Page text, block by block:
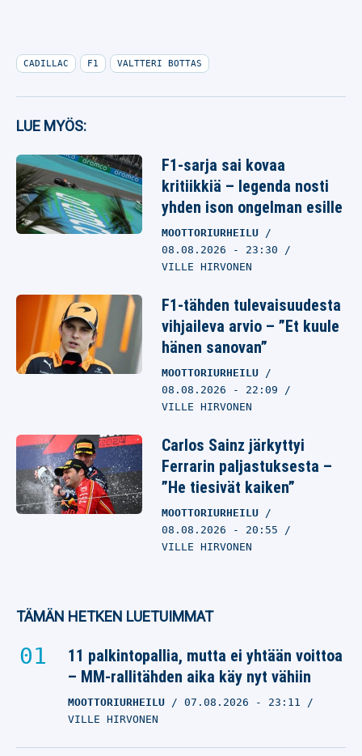
CADILLAC F1 VALTTERI BOTTAS
LUE MYÖS:
F1-sarja sai kovaa
kritiikkiä – legenda nosti
yhden ison ongelman esille
MOOTTORIURHEILU
08.08.2026 - 23:30
VILLE HIRVONEN
F1-tähden tulevaisuudesta
vihjaileva arvio – ”Et kuule
hänen sanovan”
MOOTTORIURHEILU
08.08.2026 - 22:09
VILLE HIRVONEN
Carlos Sainz järkyttyi
Ferrarin paljastuksesta –
”He tiesivät kaiken”
MOOTTORIURHEILU
08.08.2026 - 20:55
VILLE HIRVONEN
TÄMÄN HETKEN LUETUIMMAT
11 palkintopallia, mutta ei yhtään voittoa
– MM-rallitähden aika käy nyt vähiin
MOOTTORIURHEILU 07.08.2026 - 23:11
VILLE HIRVONEN